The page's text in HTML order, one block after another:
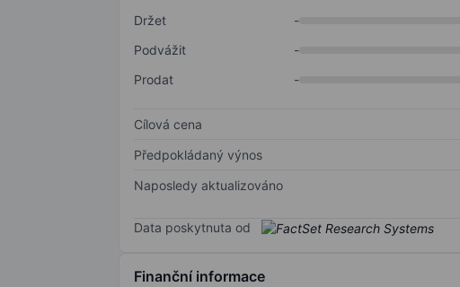
Držet
-
Podvážit
-
Prodat
-
Cílová cena
Předpokládaný výnos
Naposledy aktualizováno
Data poskytnuta od
Finanční informace